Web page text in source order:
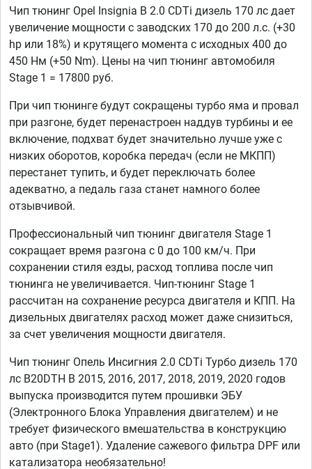
Чип тюнинг Opel Insignia B 2.0 CDTi дизель 170 лс дает
увеличение мощности с заводских 170 до 200 л.с. (+30
hp или 18%) и крутящего момента с исходных 400 до
450 Нм (+50 Nm). Цены на чип тюнинг автомобиля
Stage 1 = 17800 руб.
При чип тюнинге будут сокращены турбо яма и провал
при разгоне, будет перенастроен наддув турбины и ее
включение, подхват будет значительно лучше уже с
низких оборотов, коробка передач (если не МКПП)
перестанет тупить, и будет переключать более
адекватно, а педаль газа станет намного более
отзывчивой.
Профессиональный чип тюнинг двигателя Stage 1
сокращает время разгона с 0 до 100 км/ч. При
сохранении стиля езды, расход топлива после чип
тюнинга не увеличивается. Чип-тюнинг Stage 1
рассчитан на сохранение ресурса двигателя и КПП. На
дизельных двигателях расход может даже снизиться,
за счет увеличения мощности двигателя.
Чип тюнинг Опель Инсигния 2.0 CDTi Турбо дизель 170
лс B20DTH B 2015, 2016, 2017, 2018, 2019, 2020 годов
выпуска производится путем прошивки ЭБУ
(Электронного Блока Управления двигателем) и не
требует физического вмешательства в конструкцию
авто (при Stage1). Удаление сажевого фильтра DPF или
катализатора необязательно!